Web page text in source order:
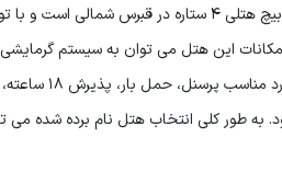
امکانات این هتل می توان به سیستم
های زیبا،